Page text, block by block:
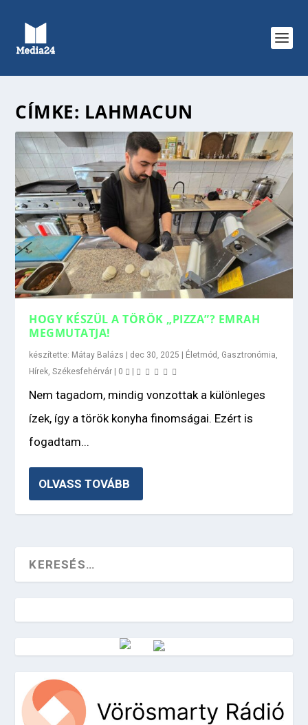
CÍMKE: LAHMACUN
HOGY KÉSZÜL A TÖRÖK „PIZZA”? EMRAH
MEGMUTATJA!
készítette: Mátay Balázs | dec 30, 2025 | Életmód Gasztronómia
Hírek ,Székesfehérvár | 0 |
Nem tagadom, mindig vonzottak a különleges
ízek, így a török konyha finomságai. Ezért is
fogadtam...
OLVASS TOVÁBB
Vörösmarty Rádió